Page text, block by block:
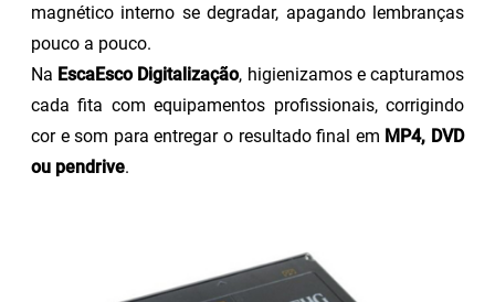
magnético interno se degradar, apagando lembranças
pouco a pouco.
Na EscaEsco Digitalização, higienizamos e capturamos
cada fita com equipamentos profissionais, corrigindo
cor e som para entregar o resultado final em MP4, DVD
ou pendrive.